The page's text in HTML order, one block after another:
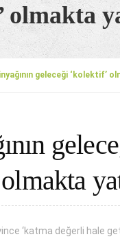
olmakta
geleceği ‘kolektif’
‘katma değerli hale